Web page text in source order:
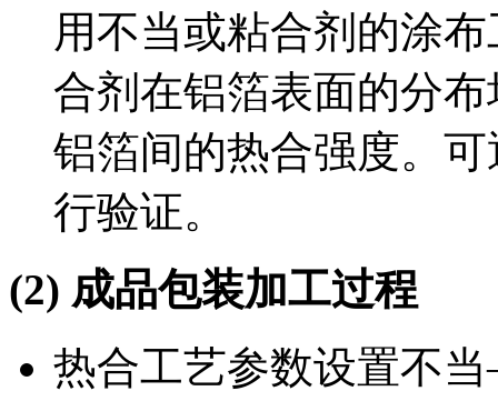
用不当或粘合剂的涂
合剂在铝箔表面的分
铝箔间的热合强度。
行验证。
(2) 成品包装加工过程
热合工艺参数设置不